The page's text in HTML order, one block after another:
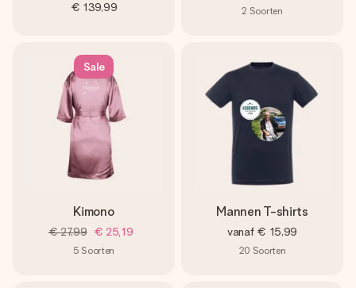
€ 139,99 2 Soorten
Sale
Kimono
€ 27,99 € 25,19
5 Soorten
Mannen T-shirts
vanaf € 15,99
20 Soorten